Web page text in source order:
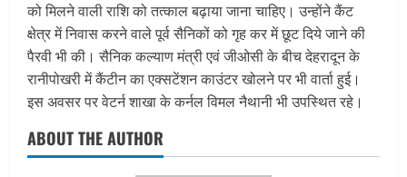
को मिलने वाली राशि को तत्काल बढ़ाया जाना चाहिए। उन्होंने कैंट
क्षेत्र में निवास करने वाले पूर्व सैनिकों को गृह कर में छूट दिये जाने की
पैरवी भी की। सैनिक कल्याण मंत्री एवं जीओसी के बीच देहरादून के
रानीपोखरी में कैंटीन का एक्सटेंशन काउंटर खोलने पर भी वार्ता हुई।
इस अवसर पर वेटर्न शाखा के कर्नल विमल नैथानी भी उपस्थित रहे।
ABOUT THE AUTHOR